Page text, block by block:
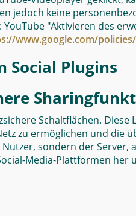
jedoch keine
YouTube "Aktivieren des
www.google.com/
Social Plugins
Schaltflächen.
zu ermöglichen und die
sondern der Server,
Media-Plattformen her